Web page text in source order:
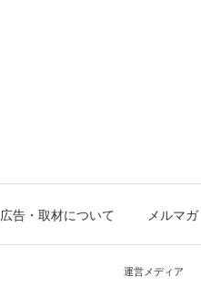
広告・取材について メルマガ
運営メディア